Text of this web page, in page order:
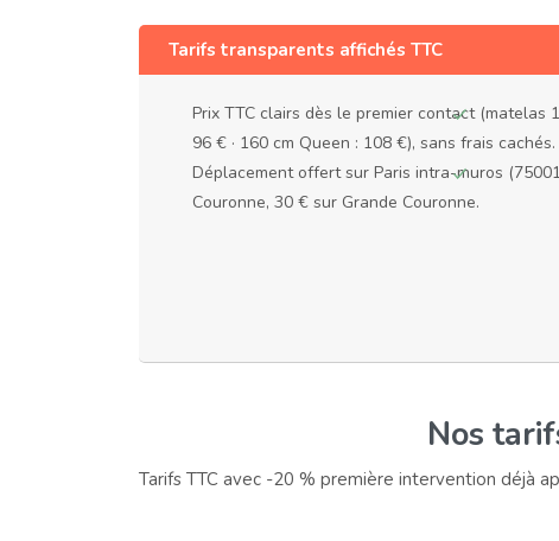
Tarifs transparents affichés TTC
Prix TTC clairs dès le premier contact (matelas
96 € · 160 cm Queen : 108 €), sans frais cachés.
Déplacement offert sur Paris intra-muros
Couronne, 30 € sur Grande Couronne.
Nos
Tarifs TTC avec -20 % première intervention déjà